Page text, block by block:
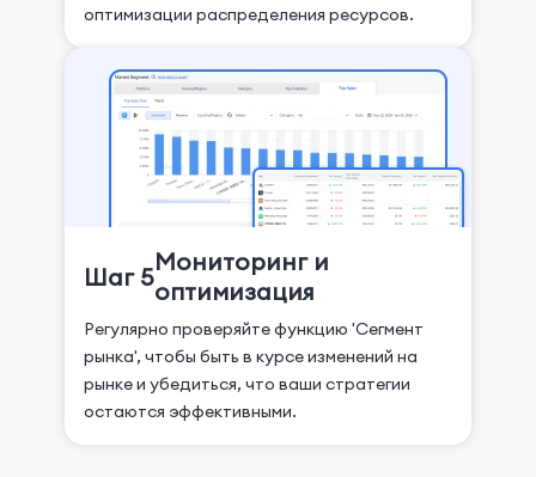
оптимизации распределения ресурсов.
Шаг 5Мониторинг и
оптимизация
Регулярно проверяйте функцию 'Сегмент
рынка', чтобы быть в курсе изменений на
рынке и убедиться, что ваши стратегии
остаются эффективными.